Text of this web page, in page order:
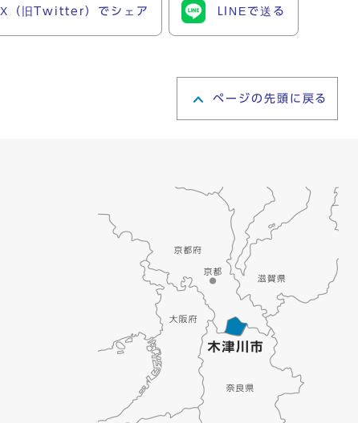
X（旧Twitter）でシェア LINEで送る
ページの先頭に戻る